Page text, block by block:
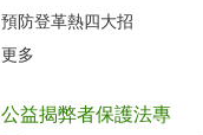
預防登革熱四大招
更多
公益揭弊者保護法專